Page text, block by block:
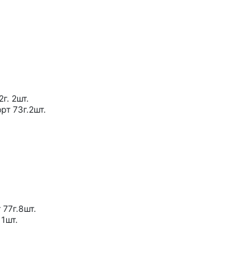
2шт.
73г.2шт.